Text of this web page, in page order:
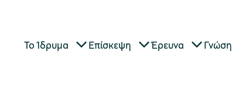
Το Ίδρυμα Επίσκεψη Έρευνα Γνώση